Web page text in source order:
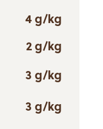
4 g/kg
2 g/kg
3 g/kg
3 g/kg